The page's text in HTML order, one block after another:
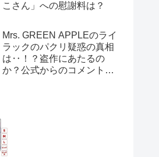
こさん」への慰謝料は？
Mrs. GREEN APPLEのライ
ラックのパクリ疑惑の真相
は‥！？盗作にあたるの
か？公式からのコメント